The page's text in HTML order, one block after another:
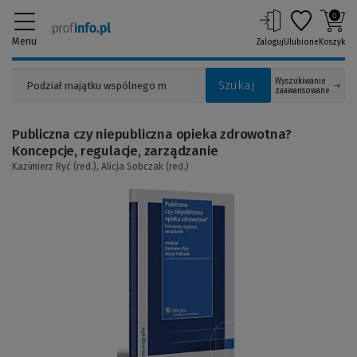
Menu
Szukaj
Wyszukiwanie
zaawansowane
ZalogujUlubione
0
Koszyk
Publiczna czy niepubliczna opieka zdrowotna?
Koncepcje, regulacje, zarządzanie
Kazimierz Ryć (red.), Alicja Sobczak (red.)